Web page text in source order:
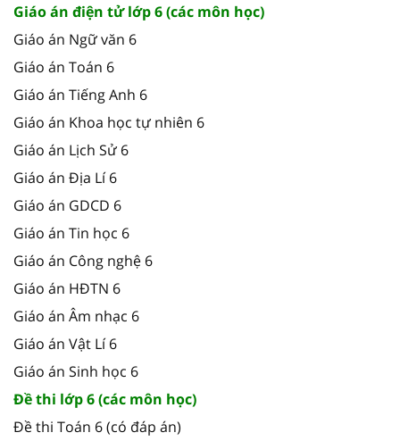
Giáo án điện tử lớp 6 (các môn học)
Giáo án Ngữ văn 6
Giáo án Toán 6
Giáo án Tiếng Anh 6
Giáo án Khoa học tự nhiên 6
Giáo án Lịch Sử 6
Giáo án Địa Lí 6
Giáo án GDCD 6
Giáo án Tin học 6
Giáo án Công nghệ 6
Giáo án HĐTN 6
Giáo án Âm nhạc 6
Giáo án Vật Lí 6
Giáo án Sinh học 6
Đề thi lớp 6 (các môn học)
Đề thi Toán 6 (có đáp án)